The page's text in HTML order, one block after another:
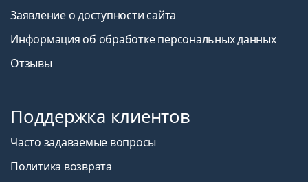
прочтите инструкцию.
Заявление о доступности сайта
Информация об обработке персональных данных
Отзывы
Поддержка клиентов
Часто задаваемые вопросы
Политика возврата